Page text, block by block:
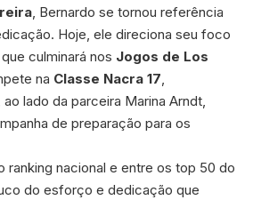
, Bernardo se tornou referência
Hoje, ele direciona seu foco
culminará nos Jogos de Los
na Classe Nacra 17,
lado da parceira Marina Arndt,
de preparação para os
ranking nacional e entre os top 50 do
do esforço e dedicação que